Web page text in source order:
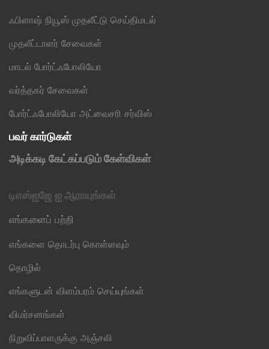
ஃபிளாஷ் நியூஸ் முதலீட்டு செய்திமடல்
முதலீட்டாளர் சேவைகள்
மாடல் போர்ட்ஃபோலியோ
வர்த்தகர் சேவைகள்
போர்ட்ஃபோலியோ அட்வைசரி சர்விஸ்
பவர் கார்டுகள்
அடிக்கடி கேட்கப்படும் கேள்விகள்
டிஎஸ்ஐஜே ஐ ஆராயுங்கள்
எங்களைப் பற்றி
எங்களை தொடர்பு கொள்ளவும்
தொழில்
எங்களுடன் விளம்பரம் செய்யுங்கள்
விமர்சனங்கள்
நிறுவிப்பாளருக்கு அஞ்சலி